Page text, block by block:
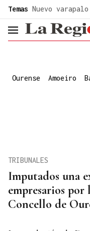
Temas Nuevo
header.menu.open
Ourense Amoeiro
Imputados una
empresarios
Concello de
TRIBUNALES